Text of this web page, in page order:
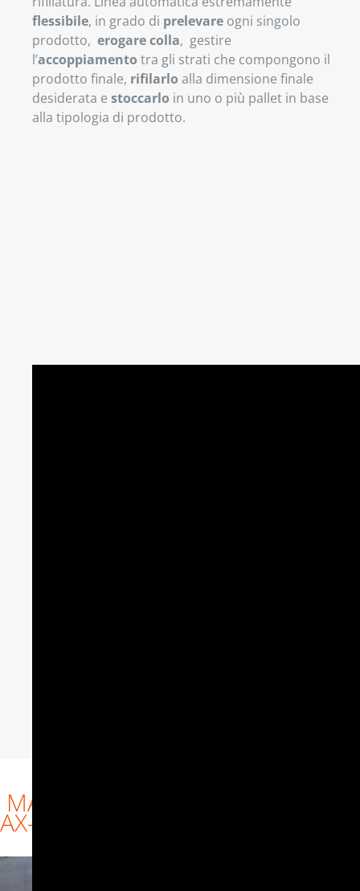
flessibile, in grado di prelevare ogni singolo
prodotto, erogare colla, gestire
l’accoppiamento tra gli strati che compongono il
prodotto finale, rifilarlo alla dimensione finale
desiderata e stoccarlo in uno o più pallet in base
alla tipologia di prodotto.
MACCHINE IN LINEA: AX-ROBOT
AX-2 AX-T AX-ROBOT